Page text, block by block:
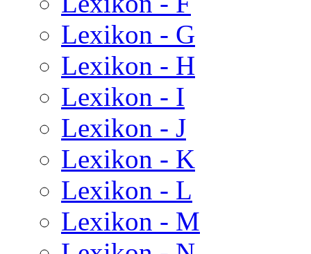
Lexikon - G
Lexikon - H
Lexikon - I
Lexikon - J
Lexikon - K
Lexikon - L
Lexikon - M